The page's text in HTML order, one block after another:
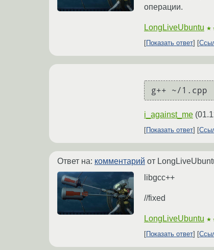
операции.
LongLiveUbuntu
Показать ответ
g++ ~/1.cpp
i_against_me (
Показать ответ
Ответ на: комментарий от
libgcc++
//fixed
LongLiveUbuntu
Показать ответ